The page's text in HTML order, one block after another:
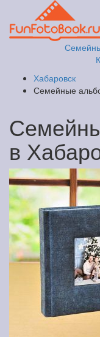
Хабаровск
Семейные
в